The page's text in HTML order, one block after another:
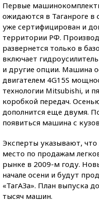
Первые
ожидаются в Таганроге в
уже сертифицирован и
территории РФ.
развернется только в
включает
и другие опции. Машина
двигателем 4G15S
технологии Mitsubishi, и
коробкой передач.
дополнится еще двумя.
появиться машина с
Эксперты указывают, что
место по продажам
рынке в 2009-м году.
начале осени и будут
«ТагАЗа». План выпуска
тысяч машин.